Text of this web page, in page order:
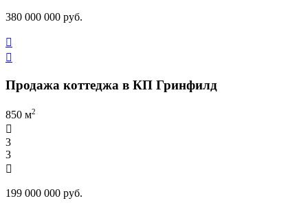
380 000 000 руб.


Продажа коттеджа в КП Гринфилд
850 м2

3
3

199 000 000 руб.